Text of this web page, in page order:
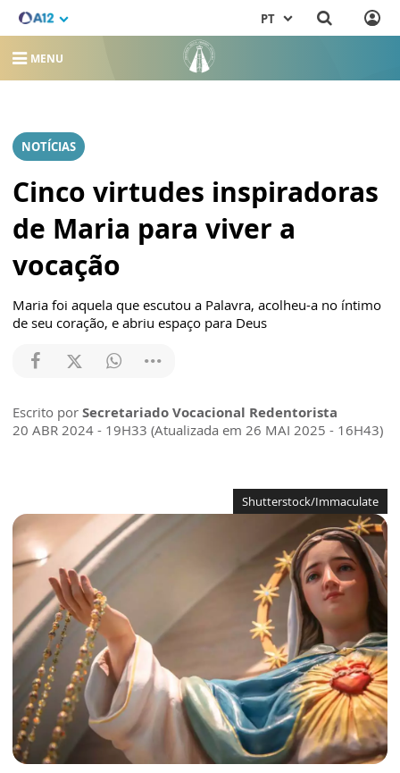
PT
MENU
NOTÍCIAS
Cinco virtudes inspiradoras
de Maria para viver a
vocação
Maria foi aquela que escutou a Palavra, acolheu-a no íntimo
de seu coração, e abriu espaço para Deus
Escrito por Secretariado Vocacional Redentorista
20 ABR 2024 - 19H33 (Atualizada em 26 MAI 2025 - 16H43)
Shutterstock/Immaculate